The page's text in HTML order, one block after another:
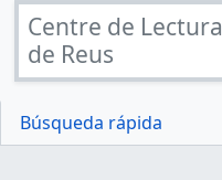
Centre de Lectura
de Reus
Búsqueda rápida